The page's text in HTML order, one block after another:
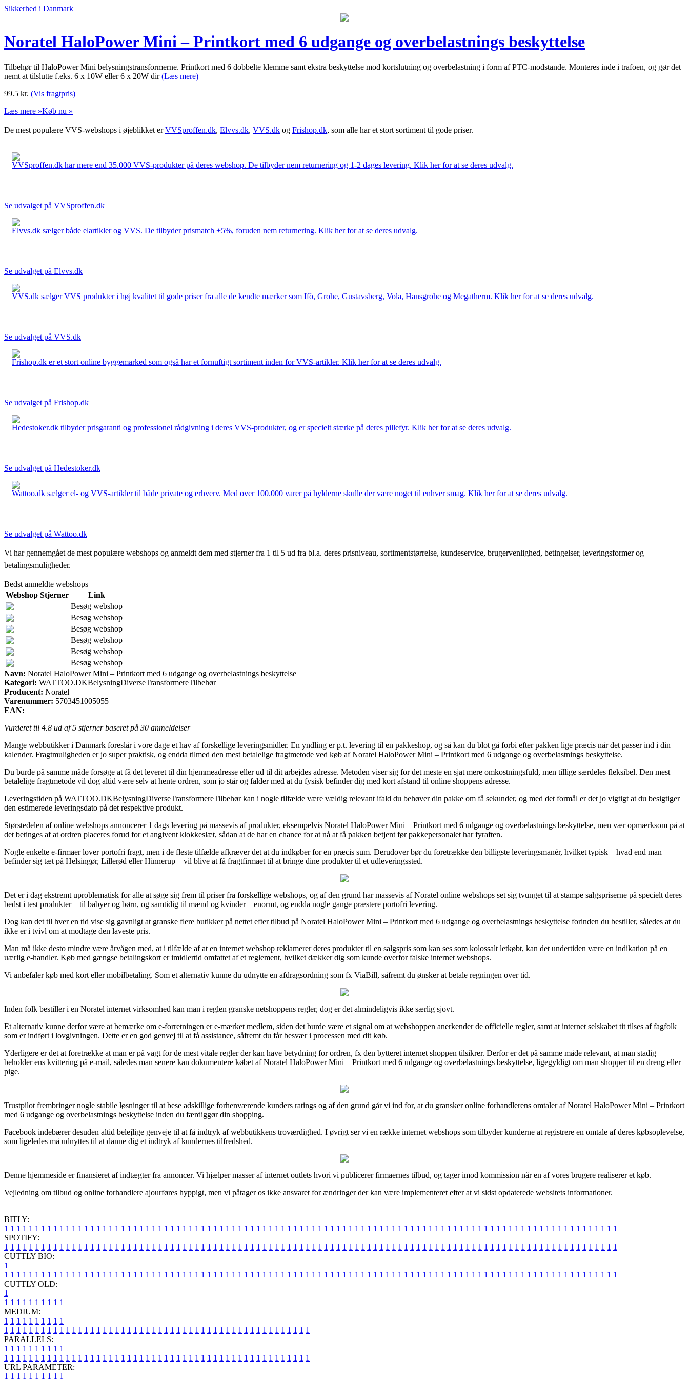
Sikkerhed i Danmark
Noratel HaloPower Mini – Printkort med 6 udgange og overbelastnings beskyttelse
Tilbehør til HaloPower Mini belysningstransformerne. Printkort med 6 dobbelte klemme samt ekstra beskyttelse mod kortslutning og overbelastning i form af PTC-modstande. Monteres inde i trafoen, og gør det
nemt at tilslutte f.eks. 6 x 10W eller 6 x 20W dir(Læs mere)
99.5 kr. (Vis fragtpris)
Læs mere »Køb nu »
De mest populære VVS-webshops i øjeblikket erVVSproffen.dk, Elvvs.dk, VVS.dk og Frishop.dk, som alle har et stort sortiment til gode priser.
VVSproffen.dk har mere end 35.000 VVS-produkter på deres webshop. De tilbyder nem returnering og 1-2 dages levering. Klik her for at se deres udvalg.
Se udvalget på VVSproffen.dk
Elvvs.dk sælger både elartikler og VVS. De tilbyder prismatch +5%, foruden nem returnering. Klik her for at se deres udvalg.
Se udvalget på Elvvs.dk
VVS.dk sælger VVS produkter i høj kvalitet til gode priser fra alle de kendte mærker som Ifö, Grohe, Gustavsberg, Vola, Hansgrohe og Megatherm. Klik her for at se deres udvalg.
Se udvalget på VVS.dk
Frishop.dk er et stort online byggemarked som også har et fornuftigt sortiment inden for VVS-artikler. Klik her for at se deres udvalg.
Se udvalget på Frishop.dk
Hedestoker.dk tilbyder prisgaranti og professionel rådgivning i deres VVS-produkter, og er specielt stærke på deres pillefyr. Klik her for at se deres udvalg.
Se udvalget på Hedestoker.dk
Wattoo.dk sælger el- og VVS-artikler til både private og erhverv. Med over 100.000 varer på hylderne skulle der være noget til enhver smag. Klik her for at se deres udvalg.
Se udvalget på Wattoo.dk
Vi har gennemgået de mest populære webshops og anmeldt dem med stjerner fra 1 til 5 ud fra bl.a. deres prisniveau, sortimentstørrelse, kundeservice, brugervenlighed, betingelser, leveringsformer og
betalingsmuligheder.
Bedst anmeldte webshops
Webshop Stjerner
Link
Besøg webshop
Besøg webshop
Besøg webshop
Besøg webshop
Besøg webshop
Besøg webshop
Navn: Noratel HaloPower Mini – Printkort med 6 udgange og overbelastnings beskyttelse
Kategori: WATTOO.DKBelysningDiverseTransformereTilbehør
Producent: Noratel
Varenummer: 5703451005055
EAN:
Vurderet til 4.8 ud af 5 stjerner baseret på 30 anmeldelser
Mange webbutikker i Danmark foreslår i vore dage et hav af forskellige leveringsmidler. En yndling er p.t. levering til en pakkeshop, og så kan du blot gå forbi efter pakken lige præcis når det passer ind i din
kalender. Fragtmuligheden er jo super praktisk, og endda tilmed den mest betalelige fragtmetode ved køb af Noratel HaloPower Mini – Printkort med 6 udgange og overbelastnings beskyttelse.
Du burde på samme måde forsøge at få det leveret til din hjemmeadresse eller ud til dit arbejdes adresse. Metoden viser sig for det meste en sjat mere omkostningsfuld, men tillige særdeles fleksibel. Den mest
betalelige fragtmetode vil dog altid være selv at hente ordren, som jo står og falder med at du fysisk befinder dig med kort afstand til online shoppens adresse.
Leveringstiden på WATTOO.DKBelysningDiverseTransformereTilbehør kan i nogle tilfælde være vældig relevant ifald du behøver din pakke om få sekunder, og med det formål er det jo vigtigt at du besigtiger
den estimerede leveringsdato på det respektive produkt.
Størstedelen af online webshops annoncerer 1 dags levering på massevis af produkter, eksempelvis Noratel HaloPower Mini – Printkort med 6 udgange og overbelastnings beskyttelse, men vær opmærksom på at
det betinges af at ordren placeres forud for et angivent klokkeslæt, sådan at de har en chance for at nå at få pakken betjent før pakkepersonalet har fyraften.
Nogle enkelte e-firmaer lover portofri fragt, men i de fleste tilfælde afkræver det at du indkøber for en præcis sum. Derudover bør du foretrække den billigste leveringsmanér, hvilket typisk – hvad end man
befinder sig tæt på Helsingør, Lillerød eller Hinnerup – vil blive at få fragtfirmaet til at bringe dine produkter til et udleveringssted.
Det er i dag ekstremt uproblematisk for alle at søge sig frem til priser fra forskellige webshops, og af den grund har massevis af Noratel online webshops set sig tvunget til at stampe salgspriserne på specielt deres
bedst i test produkter – til babyer og børn, og samtidig til mænd og kvinder – enormt, og endda nogle gange præstere portofri levering.
Dog kan det til hver en tid vise sig gavnligt at granske flere butikker på nettet efter tilbud på Noratel HaloPower Mini – Printkort med 6 udgange og overbelastnings beskyttelse forinden du bestiller, således at du
ikke er i tvivl om at modtage den laveste pris.
Man må ikke desto mindre være årvågen med, at i tilfælde af at en internet webshop reklamerer deres produkter til en salgspris som kan ses som kolossalt letkøbt, kan det undertiden være en indikation på en
uærlig e-handler. Køb med gængse betalingskort er imidlertid omfattet af et reglement, hvilket dækker dig som kunde overfor falske internet webshops.
Vi anbefaler køb med kort eller mobilbetaling. Som et alternativ kunne du udnytte en afdragsordning som fx ViaBill, såfremt du ønsker at betale regningen over tid.
Inden folk bestiller i en Noratel internet virksomhed kan man i reglen granske netshoppens regler, dog er det almindeligvis ikke særlig sjovt.
Et alternativ kunne derfor være at bemærke om e-forretningen er e-mærket medlem, siden det burde være et signal om at webshoppen anerkender de officielle regler, samt at internet selskabet tit tilses af fagfolk
som er indført i lovgivningen. Dette er en god genvej til at få assistance, såfremt du får besvær i processen med dit køb.
Yderligere er det at foretrække at man er på vagt for de mest vitale regler der kan have betydning for ordren, fx den bytteret internet shoppen tilsikrer. Derfor er det på samme måde relevant, at man stadig
beholder ens kvittering på e-mail, således man senere kan dokumentere købet af Noratel HaloPower Mini – Printkort med 6 udgange og overbelastnings beskyttelse, ligegyldigt om man shopper til en dreng eller
pige.
Trustpilot frembringer nogle stabile løsninger til at bese adskillige forhenværende kunders ratings og af den grund går vi ind for, at du gransker online forhandlerens omtaler af Noratel HaloPower Mini – Printkort
med 6 udgange og overbelastnings beskyttelse inden du færdiggør din shopping.
Facebook indebærer desuden altid belejlige genveje til at få indtryk af webbutikkens troværdighed. I øvrigt ser vi en række internet webshops som tilbyder kunderne at registrere en omtale af deres købsoplevelse,
som ligeledes må udnyttes til at danne dig et indtryk af kundernes tilfredshed.
Denne hjemmeside er finansieret af indtægter fra annoncer. Vi hjælper masser af internet outlets hvori vi publicerer firmaernes tilbud, og tager imod kommission når en af vores brugere realiserer et køb.
Vejledning om tilbud og online forhandlere ajourføres hyppigt, men vi påtager os ikke ansvaret for ændringer der kan være implementeret efter at vi sidst opdaterede websitets informationer.
BITLY:
1 1 1 1 1 1 1 1 1 1 1 1 1 1 1 1 1 1 1 1 1 1 1 1 1 1 1 1 1 1 1 1 1 1 1 1 1 1 1 1 1 1 1 1 1 1 1 1 1 1 1 1 1 1 1 1 1 1 1 1 1 1 1 1 1 1 1 1 1 1 1 1 1 1 1 1 1 1 1 1 1 1 1 1 1 1 1 1 1 1 1 1 1 1 1 1 1 1 1 1
SPOTIFY:
1 1 1 1 1 1 1 1 1 1 1 1 1 1 1 1 1 1 1 1 1 1 1 1 1 1 1 1 1 1 1 1 1 1 1 1 1 1 1 1 1 1 1 1 1 1 1 1 1 1 1 1 1 1 1 1 1 1 1 1 1 1 1 1 1 1 1 1 1 1 1 1 1 1 1 1 1 1 1 1 1 1 1 1 1 1 1 1 1 1 1 1 1 1 1 1 1 1 1 1
CUTTLY BIO:
1
1 1 1 1 1 1 1 1 1 1 1 1 1 1 1 1 1 1 1 1 1 1 1 1 1 1 1 1 1 1 1 1 1 1 1 1 1 1 1 1 1 1 1 1 1 1 1 1 1 1 1 1 1 1 1 1 1 1 1 1 1 1 1 1 1 1 1 1 1 1 1 1 1 1 1 1 1 1 1 1 1 1 1 1 1 1 1 1 1 1 1 1 1 1 1 1 1 1 1 1
CUTTLY OLD:
1
1 1 1 1 1 1 1 1 1 1
MEDIUM:
1 1 1 1 1 1 1 1 1 1
1 1 1 1 1 1 1 1 1 1 1 1 1 1 1 1 1 1 1 1 1 1 1 1 1 1 1 1 1 1 1 1 1 1 1 1 1 1 1 1 1 1 1 1 1 1 1 1 1 1
PARALLELS:
1 1 1 1 1 1 1 1 1 1
1 1 1 1 1 1 1 1 1 1 1 1 1 1 1 1 1 1 1 1 1 1 1 1 1 1 1 1 1 1 1 1 1 1 1 1 1 1 1 1 1 1 1 1 1 1 1 1 1 1
URL PARAMETER:
1 1 1 1 1 1 1 1 1 1